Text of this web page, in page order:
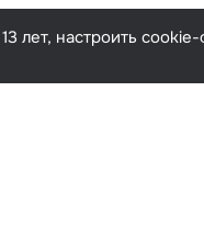
лет, настроить